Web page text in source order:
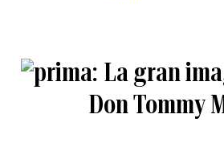
La gran
Don Tommy